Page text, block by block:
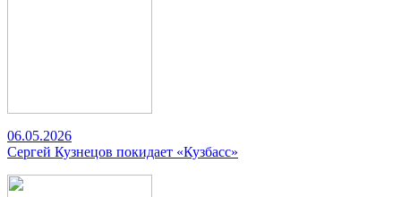
06.05.2026
Сергей Кузнецов покидает «Кузбасс»